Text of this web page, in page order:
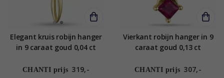
Elegant kruis robijn hanger
in 9 caraat goud 0,04 ct
CHANTI prijs 319,-
Vierkant robijn hanger in 9
caraat goud 0,13 ct
CHANTI prijs 307,-